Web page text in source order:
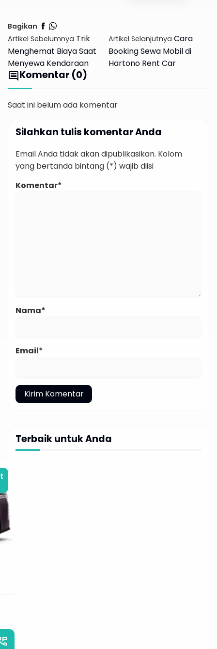
Bagikan
Artikel Sebelumnya Trik
Menghemat Biaya Saat
Menyewa Kendaraan
Artikel Selanjutnya Cara
Booking Sewa Mobil di
Hartono Rent Car
commentKomentar (0)
Saat ini belum ada komentar
Silahkan tulis komentar Anda
Email Anda tidak akan dipublikasikan. Kolom
yang bertanda bintang (*) wajib diisi
Komentar*
Nama*
Email*
Terbaik untuk Anda